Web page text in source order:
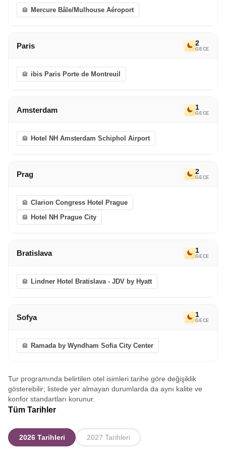
Mercure Bâle/Mulhouse Aéroport
Paris 2
GECE
ibis Paris Porte de Montreuil
Amsterdam 1
GECE
Hotel NH Amsterdam Schiphol Airport
Prag 2
GECE
Clarion Congress Hotel Prague
Hotel NH Prague City
Bratislava 1
GECE
Lindner Hotel Bratislava - JDV by Hyatt
Sofya 1
GECE
Ramada by Wyndham Sofia City Center
Tur programında belirtilen otel isimleri tarihe göre değişiklik
gösterebilir; listede yer almayan durumlarda da aynı kalite ve
konfor standartları korunur.
Tüm Tarihler
2026 Tarihleri 2027 Tarihleri